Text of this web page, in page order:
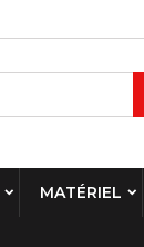
MATÉRIEL